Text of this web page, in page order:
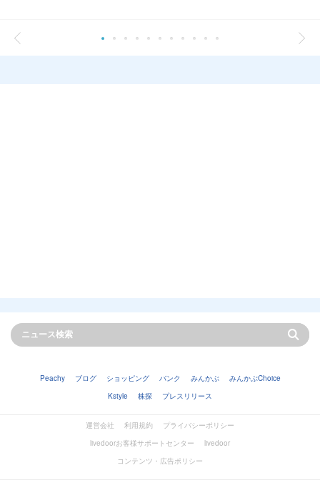
Peachy ブログ ショッピング バンク みんかぶ
みんかぶChoice
Kstyle
株探 プレスリリース
運営会社 利用規約
プライバシーポリシー
livedoorお客様サポートセンター
livedoor
コンテンツ・広告ポリシー